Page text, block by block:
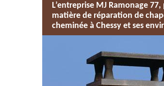
L’entreprise MJ Ramonage
matière de réparation de
cheminée à Chessy et ses